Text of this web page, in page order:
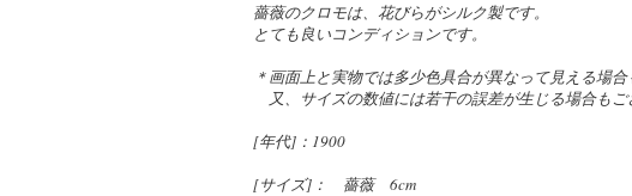
薔薇のクロモは、花びらがシルク製です。
とても良いコンディションです。
＊画面上と実物では多少色具合が異なって見える場合
又、サイズの数値には若干の誤差が生じる場合もご
[年代]：1900
[サイズ]： 薔薇 6cm